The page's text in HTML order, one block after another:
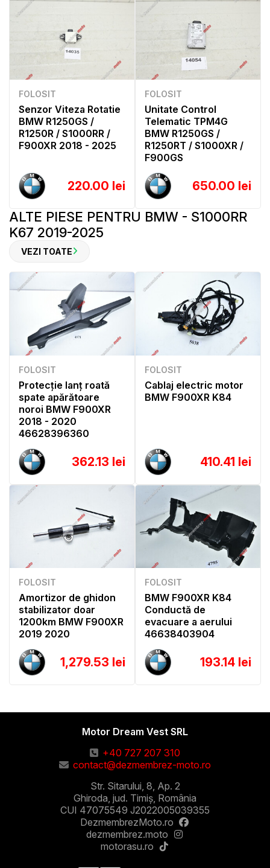
FOLOSIT
Senzor Viteza Rotatie
BMW R1250GS /
R1250R / S1000RR /
F900XR 2018 - 2025
220.00 lei
FOLOSIT
Unitate Control
Telematic TPM4G
BMW R1250GS /
R1250RT / S1000XR /
F900GS
650.00 lei
ALTE PIESE PENTRU BMW - S1000RR
K67 2019-2025
VEZI TOATE
FOLOSIT
Protecție lanț roată
spate apărătoare
noroi BMW F900XR
2018 - 2020
46628396360
362.13 lei
FOLOSIT
Cablaj electric motor
BMW F900XR K84
410.41 lei
FOLOSIT
Amortizor de ghidon
stabilizator doar
1200km BMW F900XR
2019 2020
1,279.53 lei
FOLOSIT
BMW F900XR K84
Conductă de
evacuare a aerului
46638403904
193.14 lei
Motor Dream Vest SRL
+40 727 207 310
contact@dezmembrez-moto.ro
Str. Sitarului, 8, Ap. 2
Ghiroda, jud. Timiș, România
CUI 47075549 J2022005039355
DezmembrezMoto.ro
dezmembrez.moto
motorasu.ro